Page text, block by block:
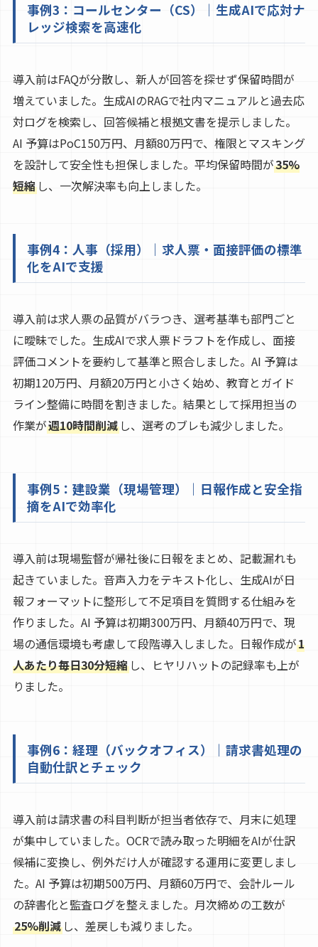
事例3：コールセンター（CS）｜生成AIで応対ナ
レッジ検索を高速化
導入前はFAQが分散し、新人が回答を探せず保留時間が
増えていました。生成AIのRAGで社内マニュアルと過去応
対ログを検索し、回答候補と根拠文書を提示しました。
AI 予算はPoC150万円、月額80万円で、権限とマスキング
を設計して安全性も担保しました。平均保留時間が35%
短縮し、一次解決率も向上しました。
事例4：人事（採用）｜求人票・面接評価の標準
化をAIで支援
導入前は求人票の品質がバラつき、選考基準も部門ごと
に曖昧でした。生成AIで求人票ドラフトを作成し、面接
評価コメントを要約して基準と照合しました。AI 予算は
初期120万円、月額20万円と小さく始め、教育とガイド
ライン整備に時間を割きました。結果として採用担当の
作業が週10時間削減し、選考のブレも減少しました。
事例5：建設業（現場管理）｜日報作成と安全指
摘をAIで効率化
導入前は現場監督が帰社後に日報をまとめ、記載漏れも
起きていました。音声入力をテキスト化し、生成AIが日
報フォーマットに整形して不足項目を質問する仕組みを
作りました。AI 予算は初期300万円、月額40万円で、現
場の通信環境も考慮して段階導入しました。日報作成が1
人あたり毎日30分短縮し、ヒヤリハットの記録率も上が
りました。
事例6：経理（バックオフィス）｜請求書処理の
自動仕訳とチェック
導入前は請求書の科目判断が担当者依存で、月末に処理
が集中していました。OCRで読み取った明細をAIが仕訳
候補に変換し、例外だけ人が確認する運用に変更しまし
た。AI 予算は初期500万円、月額60万円で、会計ルール
の辞書化と監査ログを整えました。月次締めの工数が
25%削減し、差戻しも減りました。